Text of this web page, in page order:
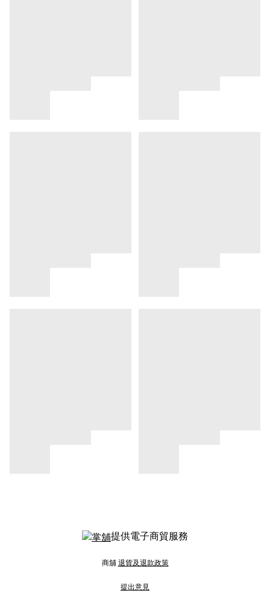
提供電子商貿服務
商舖 退貨及退款政策
提出意見